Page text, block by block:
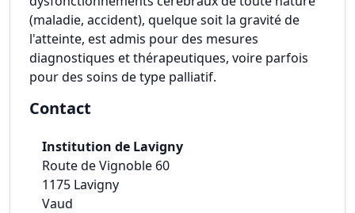
(maladie, accident), quelque soit la gravité de
l'atteinte, est admis pour des mesures
diagnostiques et thérapeutiques, voire parfois
pour des soins de type palliatif.
Contact
Institution de Lavigny
Route de Vignoble 60
1175 Lavigny
Vaud